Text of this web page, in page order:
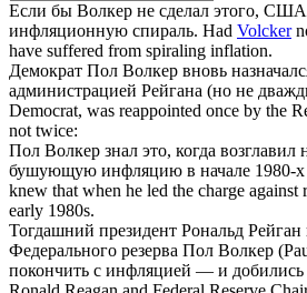
Если бы Волкер не сделал этого,
инфляционную спираль. Had Volcker
have suffered from spiraling inflation.
Демократ Пол Волкер вновь
администрацией Рейгана (но не
Democrat, was reappointed once by the
not twice:
Пол Волкер знал это, когда возглавил
бушующую инфляцию в начале 1980-х
knew that when he led the charge
early 1980s.
Тогдашний президент Рональд Рейган
Федерального резерва Пол Волкер
покончить с инфляцией — и добились